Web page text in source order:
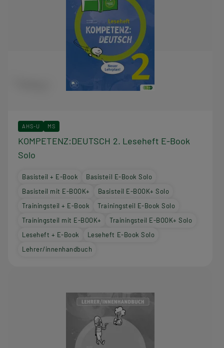
AHS-U MS
KOMPETENZ:DEUTSCH 2. Leseheft E-Book
Solo
Basisteil + E-Book
Basisteil E-Book Solo
Basisteil mit E-BOOK+
Basisteil E-BOOK+ Solo
Trainingsteil + E-Book
Trainingsteil E-Book Solo
Trainingsteil mit E-BOOK+
Trainingsteil E-BOOK+ Solo
Leseheft + E-Book
Leseheft E-Book Solo
Lehrer/innenhandbuch